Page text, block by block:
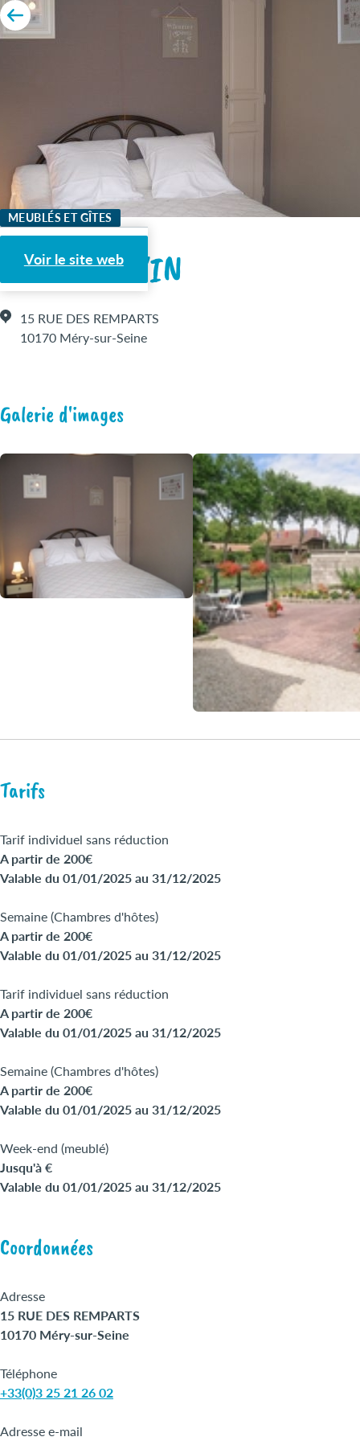
MEUBLÉS ET GÎTES
Voir le site web
LE CLAUJOVIN
15 RUE DES REMPARTS
10170 Méry-sur-Seine
Galerie d'images
Tarifs
Tarif individuel sans réduction
A partir de 200€
Valable du 01/01/2025 au 31/12/2025
Semaine (Chambres d'hôtes)
A partir de 200€
Valable du 01/01/2025 au 31/12/2025
Tarif individuel sans réduction
A partir de 200€
Valable du 01/01/2025 au 31/12/2025
Semaine (Chambres d'hôtes)
A partir de 200€
Valable du 01/01/2025 au 31/12/2025
Week-end (meublé)
Jusqu'à €
Valable du 01/01/2025 au 31/12/2025
Coordonnées
Adresse
15 RUE DES REMPARTS
10170 Méry-sur-Seine
Téléphone
+33(0)3 25 21 26 02
Adresse e-mail